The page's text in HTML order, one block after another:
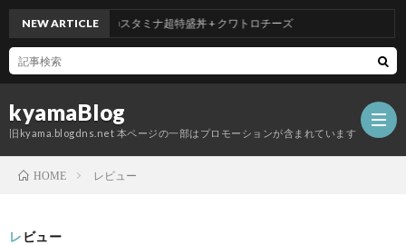
kyamaBlog
旧kyama.blogdns.net 本ページの一部はプロモーションが含まれています
NEW ARTICLE
吉野家のスタミナ超特盛丼 + クワトロチーズ
HOME レビュー
レビュー